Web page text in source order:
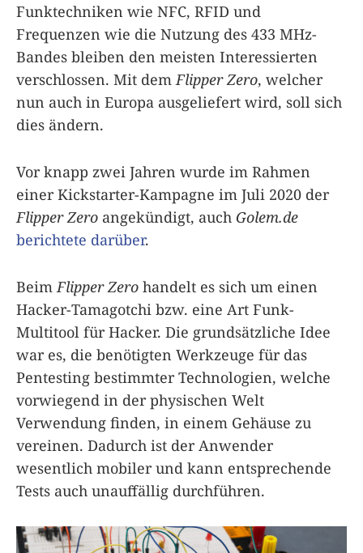
Funktechniken wie NFC, RFID und
Frequenzen wie die Nutzung des 433 MHz-
Bandes bleiben den meisten Interessierten
verschlossen. Mit dem Flipper Zero, welcher
nun auch in Europa ausgeliefert wird, soll sich
dies ändern.
Vor knapp zwei Jahren wurde im Rahmen
einer Kickstarter-Kampagne im Juli 2020 der
Flipper Zero angekündigt, auch Golem.de
berichtete darüber.
Beim Flipper Zero handelt es sich um einen
Hacker-Tamagotchi bzw. eine Art Funk-
Multitool für Hacker. Die grundsätzliche Idee
war es, die benötigten Werkzeuge für das
Pentesting bestimmter Technologien, welche
vorwiegend in der physischen Welt
Verwendung finden, in einem Gehäuse zu
vereinen. Dadurch ist der Anwender
wesentlich mobiler und kann entsprechende
Tests auch unauffällig durchführen.